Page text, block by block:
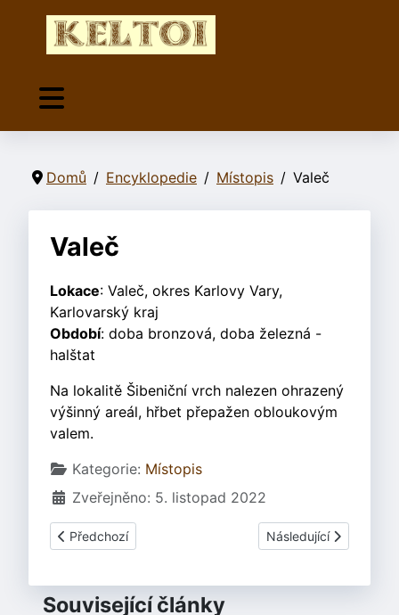
Domů Encyklopedie Místopis Valeč
Valeč
Lokace: Valeč, okres Karlovy Vary,
Karlovarský kraj
Období: doba bronzová, doba železná -
halštat
Na lokalitě Šibeniční vrch nalezen ohrazený
výšinný areál, hřbet přepažen obloukovým
valem.
Základní údaje
Kategorie: Místopis
Zveřejněno: 5. listopad 2022
Předchozí článek: Holín
Předchozí Další článek: Jeřeň
Následující
Související články